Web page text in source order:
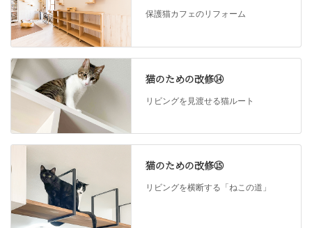
保護猫カフェのリフォーム
猫のための改修⑭
リビングを見渡せる猫ルート
猫のための改修⑮
リビングを横断する「ねこの道」